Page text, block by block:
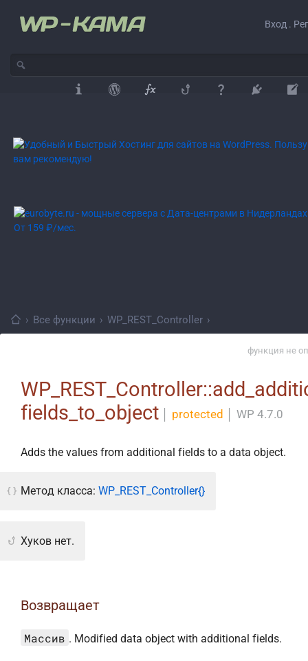
Вход .
› Все функции › WP_REST_Controller ›
функция не
fields_to_object
protected WP 4.7.0
Adds the values from additional fields to a data object.
Метод класса: WP_REST_Controller{}
Хуков нет.
Возвращает
Массив . Modified data object with additional fields.